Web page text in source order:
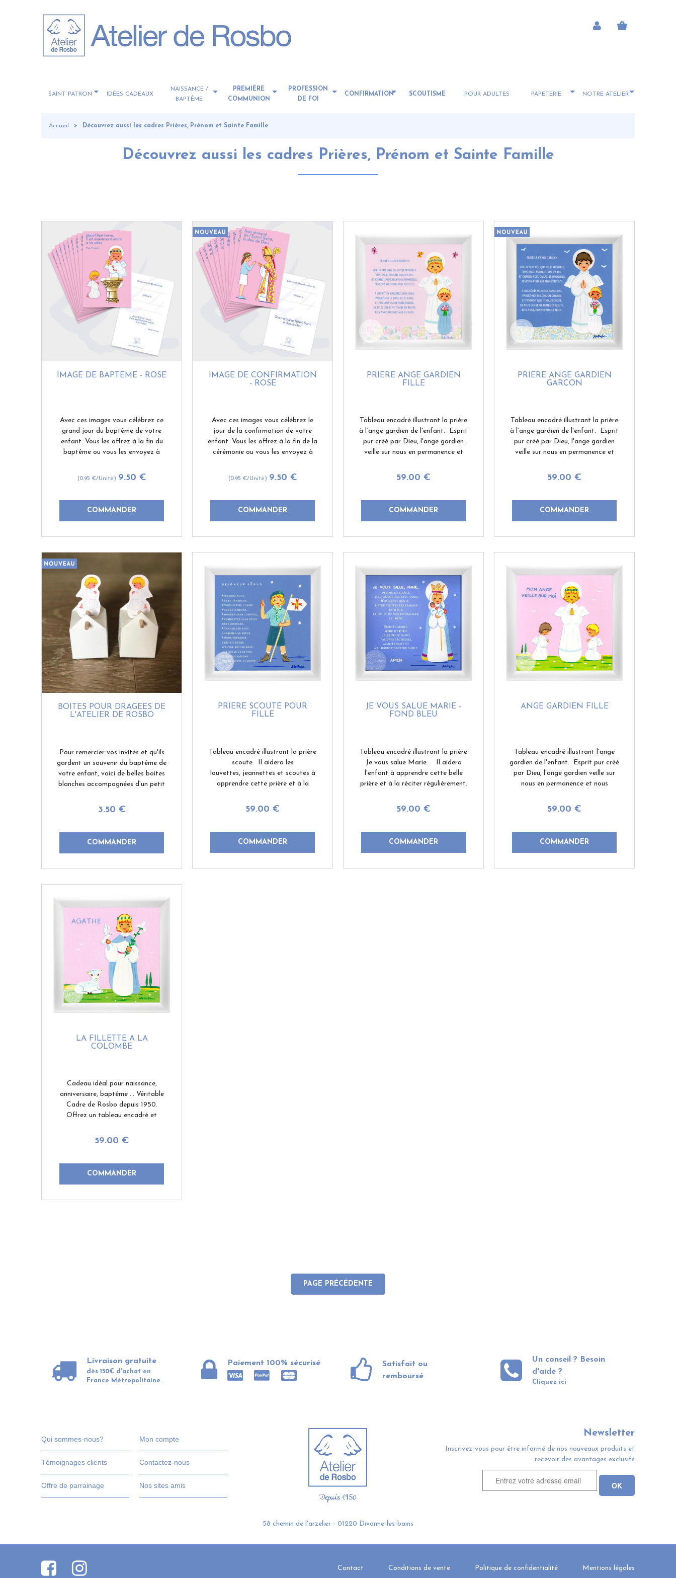
SAINT PATRON IDÉES CADEAUX
NAISSANCE /
BAPTÊME
PREMIÈRE
COMMUNION
PROFESSION
DE FOI
CONFIRMATION SCOUTISME POUR ADULTES PAPETERIE NOTRE ATELIER
Accueil Découvrez aussi les cadres Prières, Prénom et Sainte Famille
Découvrez aussi les cadres Prières, Prénom et Sainte Famille
IMAGE DE BAPTÊME - ROSE
(0.95 €/Unité) 9.50 €
Avec ces images vous célébrez ce
grand jour du baptême de votre
enfant. Vous les offrez à la fin du
baptême ou vous les envoyez à
recto, cette carte présente une
IMAGE DE CONFIRMATION
- ROSE
(0.95 €/Unité) 9.50 €
Avec ces images vous célébrez le
jour de la confirmation de votre
enfant. Vous les offrez à la fin de la
cérémonie ou vous les envoyez à
recto, cette carte présente une
PRIÈRE ANGE GARDIEN
FILLE
59.00 €
Tableau encadré illustrant la prière
à l’ange gardien de l'enfant. Esprit
pur créé par Dieu, l'ange gardien
veille sur nous en permanence et
filleule, votre enfant, votre petit-
PRIÈRE ANGE GARDIEN
GARÇON
59.00 €
Tableau encadré illustrant la prière
à l’ange gardien de l'enfant. Esprit
pur créé par Dieu, l'ange gardien
veille sur nous en permanence et
filleul, votre enfant, votre petit-
BOITES POUR DRAGÉES DE
L'ATELIER DE ROSBO
3.50 €
Pour remercier vos invités et qu'ils
gardent un souvenir du baptême de
votre enfant, voici de belles boites
blanches accompagnées d'un petit
faciles à monter, vous
PRIÈRE SCOUTE POUR
FILLE
59.00 €
Tableau encadré illustrant la prière
scoute. Il aidera les
louvettes, jeannettes et scoutes à
apprendre cette prière et à la
de cadeau pour la promesse
JE VOUS SALUE MARIE -
FOND BLEU
59.00 €
Tableau encadré illustrant la prière
Je vous salue Marie. Il aidera
l'enfant à apprendre cette belle
prière et à la réciter régulièrement.
1950. Un conseil ? Besoin d'aide ?
ANGE GARDIEN FILLE
59.00 €
Tableau encadré illustrant l'ange
gardien de l'enfant. Esprit pur créé
par Dieu, l'ange gardien veille sur
nous en permanence et nous
votre enfant, votre petit-enfant ou
LA FILLETTE À LA
COLOMBE
59.00 €
Cadeau idéal pour naissance,
anniversaire, baptême ... Véritable
Cadre de Rosbo depuis 1950.
Offrez un tableau encadré et
enfant toute sa jeunesse. Il est
Livraison gratuite
dès 150€ d'achat en
France Métropolitaine.
Paiement 100% sécurisé
Satisfait ou
remboursé
Un conseil ? Besoin
d'aide ?
Cliquez ici
Qui sommes-nous? Mon compte
Témoignages clients Contactez-nous
Offre de parrainage Nos sites amis
58 chemin de l'arzelier - 01220 Divonne-les-bains
Newsletter
Inscrivez-vous pour être informé de nos nouveaux produits et
recevoir des avantages exclusifs
Contact Conditions de vente Politique de confidentialité Mentions légales